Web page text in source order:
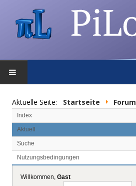
FEATURES
DOWNLOAD
Aktuelle Seite: Startseite Forum
Index
Aktuell
Suche
Nutzungsbedingungen
Willkommen, Gast